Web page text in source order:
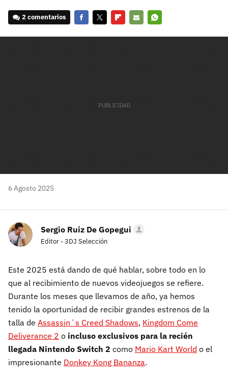
2 comentarios
6 Agosto 2025
Sergio Ruiz De Gopegui
Editor - 3DJ Selección
Este 2025 está dando de qué hablar, sobre todo en lo
que al recibimiento de nuevos videojuegos se refiere.
Durante los meses que llevamos de año, ya hemos
tenido la oportunidad de recibir grandes estrenos de la
talla de Assassin´s Creed Shadows, Kingdom Come
Deliverance 2 o incluso exclusivos para la recién
llegada Nintendo Switch 2 como Mario Kart World o el
impresionante Donkey Kong Bananza.